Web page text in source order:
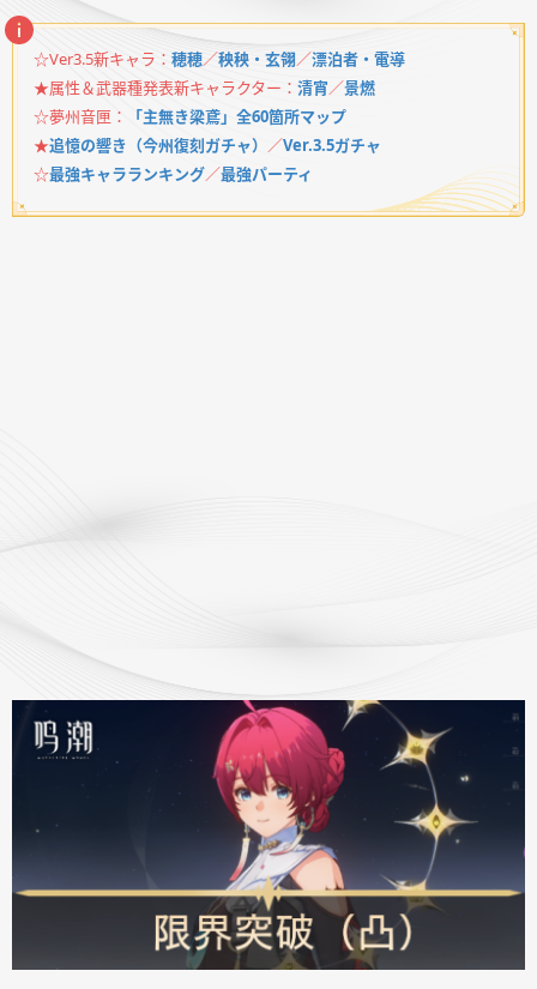
☆Ver3.5新キャラ： 穂穂／秧秧・玄翎／漂泊者・電導
★属性＆武器種発表新キャラクター： 清宵／景燃
☆夢州音匣：
「主無き梁鳶」全60箇所マップ
★追憶の響き（今州復刻ガチャ） ／Ver.3.5ガチャ
☆最強キャラランキング／最強パーティ